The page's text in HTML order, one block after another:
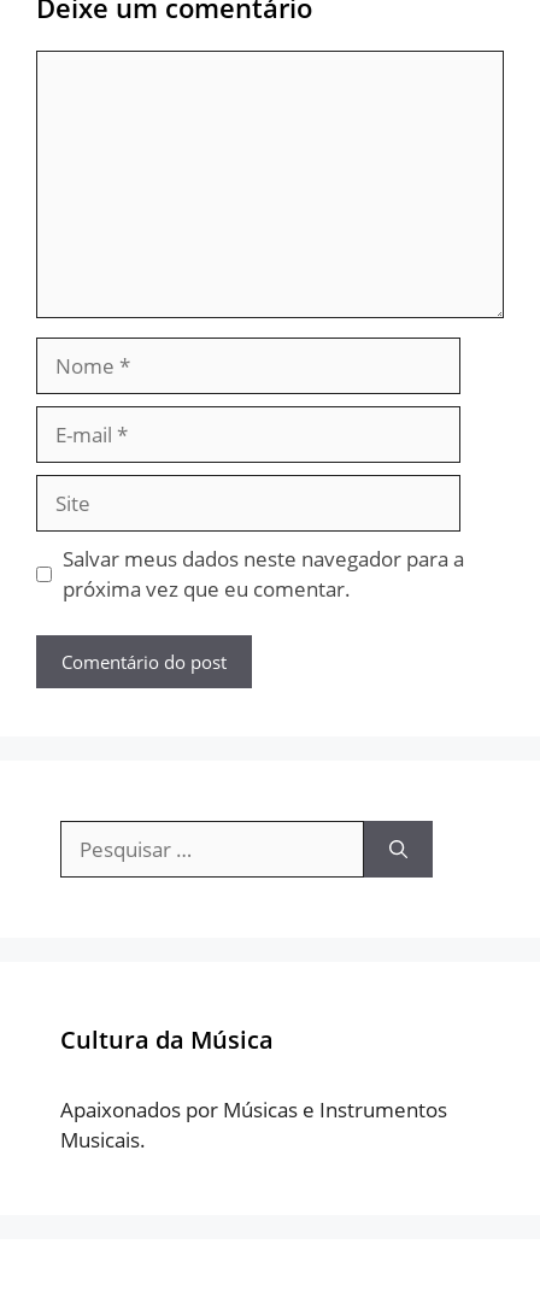
Deixe um comentário
mail
Site
Salvar meus dados neste navegador para a
próxima vez que eu comentar.
Pesquisar
por:
Cultura da Música
Apaixonados por Músicas e Instrumentos
Musicais.